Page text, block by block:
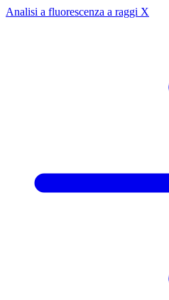
Analisi a fluorescenza a raggi X